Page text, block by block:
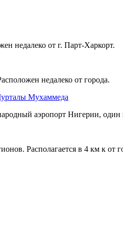
недалеко от г. Парт-Харкорт.
недалеко от города.
Мухаммеда
аэропорт Нигерии, один
Располагается в 4 км к от